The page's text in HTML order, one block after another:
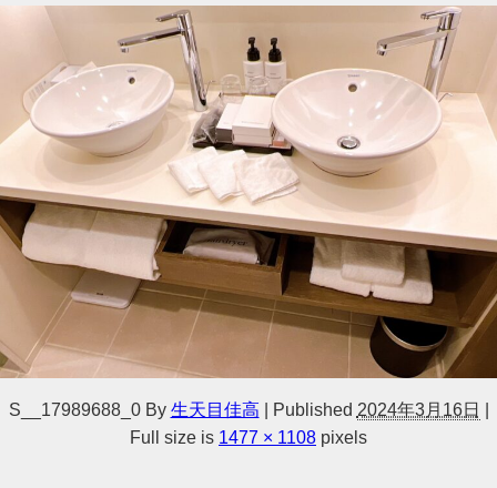
S__17989688_0 By 生天目佳高 Published 2024年3月16日
Full size is 1477 × 1108 pixels